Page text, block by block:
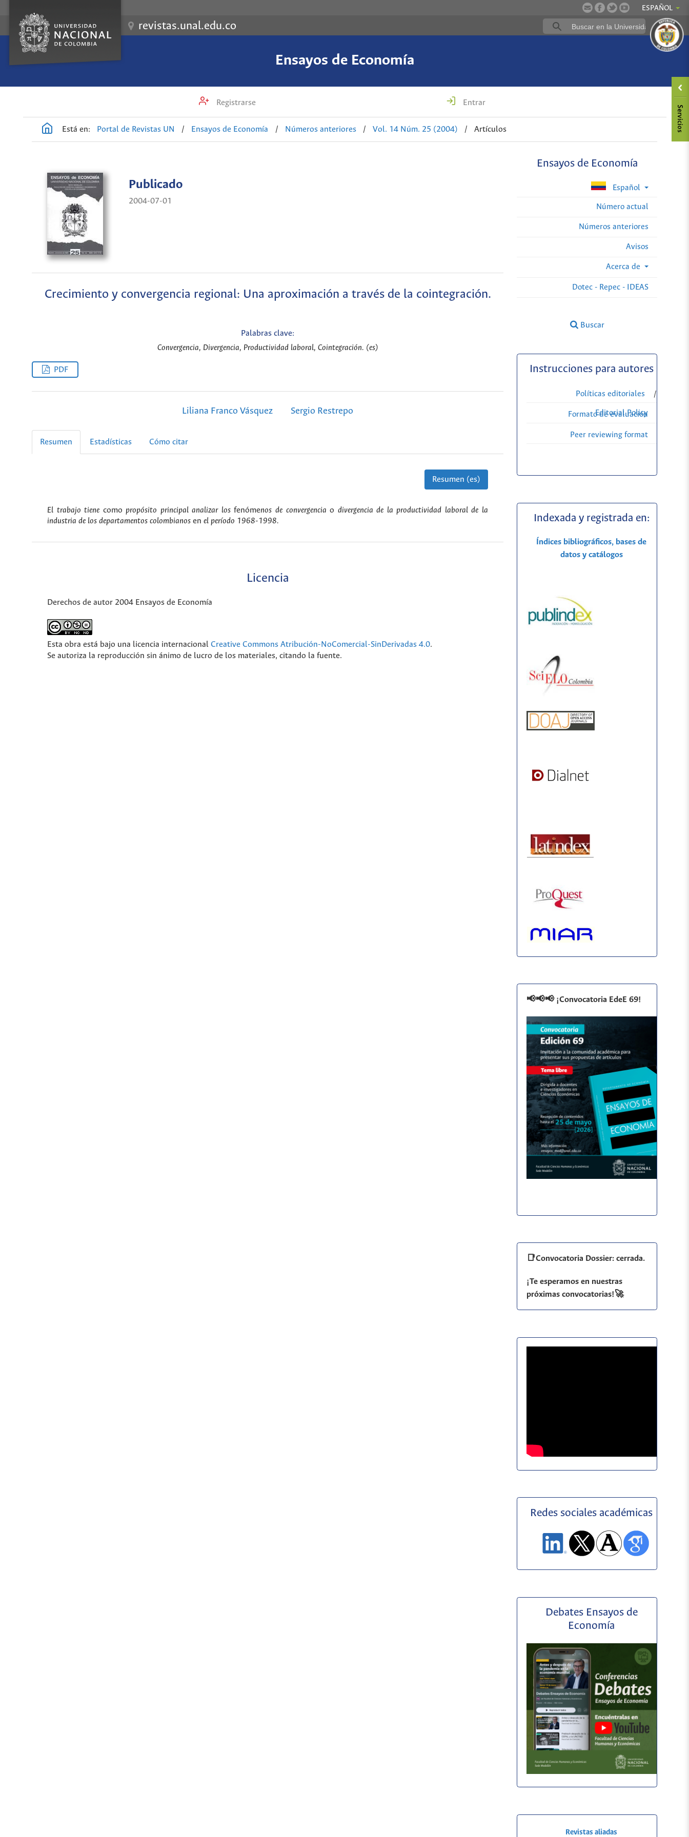
ESPAÑOL
revistas.unal.edu.co
Ensayos de Economía
Registrarse Entrar
Está en: Portal de Revistas UN / Ensayos de Economía / Números anteriores / Vol. 14 Núm. 25 (2004) / Artículos
Ensayos de Economía
Español
Número actual
Números anteriores
Avisos
Acerca de
Dotec - Repec - IDEAS
Buscar
Publicado
2004-07-01
Crecimiento y convergencia regional: Una aproximación a través de la cointegración.
Palabras clave:
Convergencia, Divergencia, Productividad laboral, Cointegración. (es)
PDF
Liliana Franco Vásquez Sergio Restrepo
Resumen Estadísticas Cómo citar
Resumen (es)
El trabajo tiene como propósito principal analizar losfenómenos de convergenciao divergencia de la productividad laboral de la
industria de los departamentos colombianos en el período 1968-1998.
Licencia
Derechos de autor 2004 Ensayos de Economía
Esta obra está bajo una licencia internacional Creative Commons Atribución-NoComercial-SinDerivadas 4.0.
Se autoriza la reproducción sin ánimo de lucro de los materiales, citando la fuente.
Instrucciones para autores
Políticas editoriales /
Editorial Policy
Formato de evaluación
Peer reviewing format
Indexada y registrada en:
Índices bibliográficos, bases de
datos y catálogos
📢📢📢 ¡Convocatoria EdeE 69!
📑Convocatoria Dossier: cerrada.
¡Te esperamos en nuestras
próximas convocatorias!🚀
Redes sociales académicas
Debates Ensayos de
Economía
Revistas aliadas